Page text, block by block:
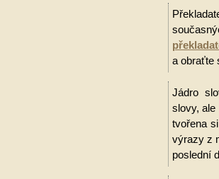
a obraťte
Jádro
slovy, ale
tvořena
výrazy z
poslední